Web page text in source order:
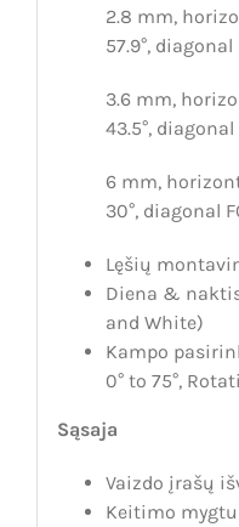
2.8 mm,
57.9°, diagonal
3.6 mm,
43.5°, diagonal
6 mm,
30°, diagonal
Lęšių
Diena &
and White)
Kampo
0° to 75°,
Sąsaja
Vaizdo įrašų
Keitimo